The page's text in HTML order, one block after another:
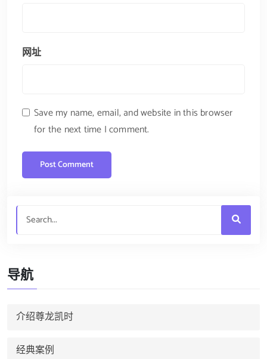
网址
Save my name, email, and website in this browser
for the next time I comment.
导航
介绍尊龙凯时
经典案例